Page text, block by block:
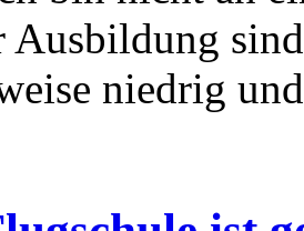
Ausbildung
niedrig